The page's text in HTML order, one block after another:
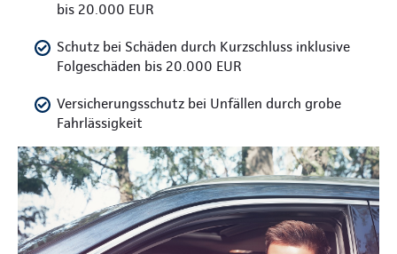
bis 20.000 EUR
Schutz bei Schäden durch Kurzschluss inklusive
Folgeschäden bis 20.000 EUR
Versicherungsschutz bei Unfällen durch grobe
Fahrlässigkeit